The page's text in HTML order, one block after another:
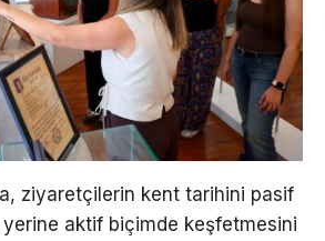
ziyaretçilerin kent tarihini pasif
aktif biçimde keşfetmesini